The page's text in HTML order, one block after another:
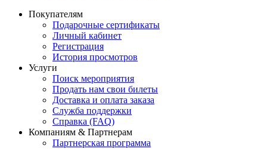
Покупателям
Подарочные сертификаты
Личный кабинет
Регистрация
История просмотров
Услуги
Поиск мероприятия
Продать нам свои билеты
Доставка и оплата заказа
Служба поддержки
Справка (FAQ)
Компаниям & Партнерам
Партнерская программа